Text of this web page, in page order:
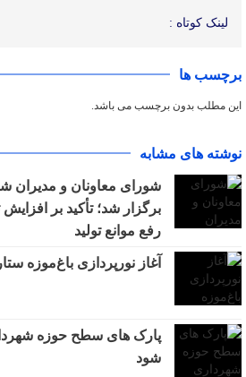
لینک کوتاه :
برچسب ها
این مطلب بدون برچسب می باشد.
نوشته های مشابه
شورای معاونان و
برگزار شد؛ تأکید بر
رفع موانع تولید
آغاز نورپردازی باغ‌موزه
شود